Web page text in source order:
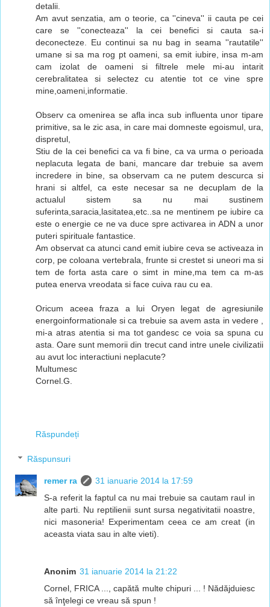
detalii.
Am avut senzatia, am o teorie, ca ''cineva'' ii cauta pe cei
care se ''conecteaza'' la cei benefici si cauta sa-i
deconecteze. Eu continui sa nu bag in seama ''rautatile''
umane si sa ma rog pt oameni, sa emit iubire, insa m-am
cam izolat de oameni si filtrele mele mi-au intarit
cerebralitatea si selectez cu atentie tot ce vine spre
mine,oameni,informatie.
Observ ca omenirea se afla inca sub influenta unor tipare
primitive, sa le zic asa, in care mai domneste egoismul, ura,
dispretul,
Stiu de la cei benefici ca va fi bine, ca va urma o perioada
neplacuta legata de bani, mancare dar trebuie sa avem
incredere in bine, sa observam ca ne putem descurca si
hrani si altfel, ca este necesar sa ne decuplam de la
actualul sistem sa nu mai sustinem
suferinta,saracia,lasitatea,etc..sa ne mentinem pe iubire ca
este o energie ce ne va duce spre activarea in ADN a unor
puteri spirituale fantastice.
Am observat ca atunci cand emit iubire ceva se activeaza in
corp, pe coloana vertebrala, frunte si crestet si uneori ma si
tem de forta asta care o simt in mine,ma tem ca m-as
putea enerva vreodata si face cuiva rau cu ea.
Oricum aceea fraza a lui Oryen legat de agresiunile
energoinformationale si ca trebuie sa avem asta in vedere ,
mi-a atras atentia si ma tot gandesc ce voia sa spuna cu
asta. Oare sunt memorii din trecut cand intre unele civilizatii
au avut loc interactiuni neplacute?
Multumesc
Cornel.G.
Răspundeți
Răspunsuri
remer ra
31 ianuarie 2014 la 17:59
S-a referit la faptul ca nu mai trebuie sa cautam raul in
alte parti. Nu reptilienii sunt sursa negativitatii noastre,
nici masoneria! Experimentam ceea ce am creat (in
aceasta viata sau in alte vieti).
Anonim 31 ianuarie 2014 la 21:22
Cornel, FRICA ..., capătă multe chipuri ... ! Nădăjduiesc
să înţelegi ce vreau să spun !